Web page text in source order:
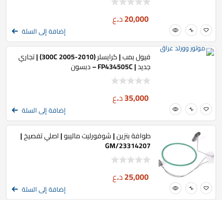
20,000د.ع
إضافة إلى السلة
فيول بمب | كرايسلر (300C 2005-2010) | تجاري
جديد | FP434505C – دبسون
35,000د.ع
إضافة إلى السلة
طوافة بنزين | شوفورليت ماليبو | اصلي تفصيخ |
23314207/GM
25,000د.ع
إضافة إلى السلة